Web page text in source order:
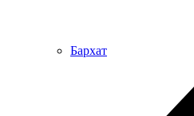
Бархат